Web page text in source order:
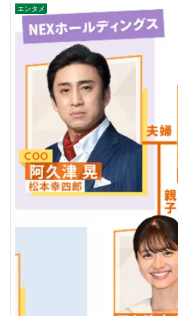
エンタメ